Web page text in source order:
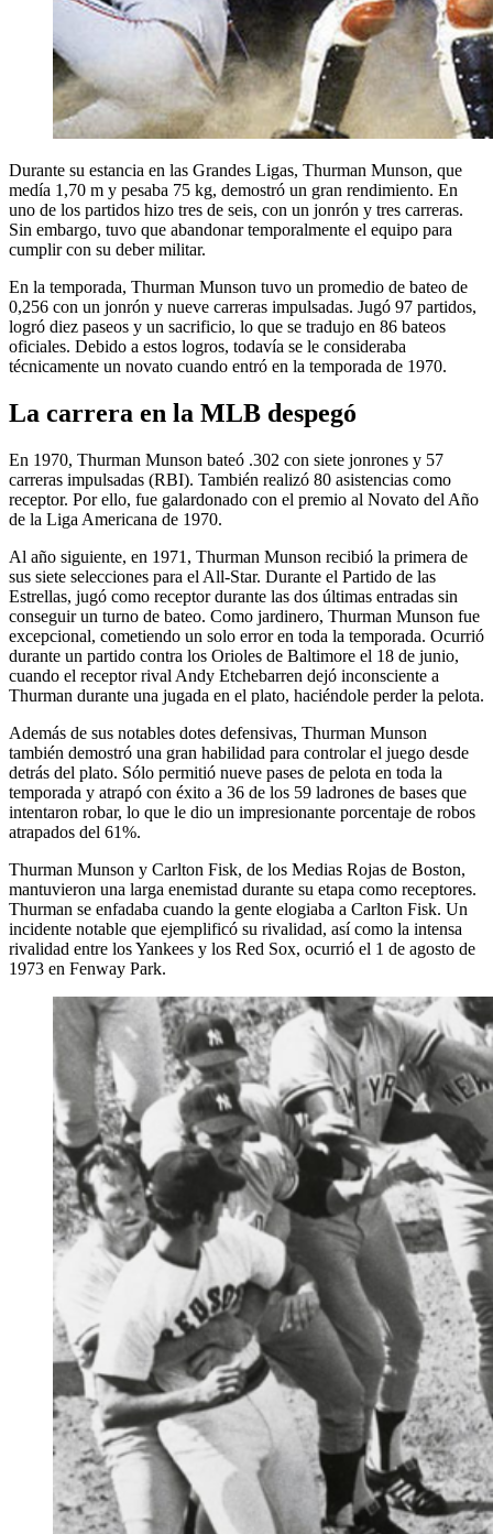
Durante su estancia en las Grandes Ligas, Thurman Munson, que
medía 1,70 m y pesaba 75 kg, demostró un gran rendimiento. En
uno de los partidos hizo tres de seis, con un jonrón y tres carreras.
Sin embargo, tuvo que abandonar temporalmente el equipo para
cumplir con su deber militar.
En la temporada, Thurman Munson tuvo un promedio de bateo de
0,256 con un jonrón y nueve carreras impulsadas. Jugó 97 partidos,
logró diez paseos y un sacrificio, lo que se tradujo en 86 bateos
oficiales. Debido a estos logros, todavía se le consideraba
técnicamente un novato cuando entró en la temporada de 1970.
La carrera en la MLB despegó
En 1970, Thurman Munson bateó .302 con siete jonrones y 57
carreras impulsadas (RBI). También realizó 80 asistencias como
receptor. Por ello, fue galardonado con el premio al Novato del Año
de la Liga Americana de 1970.
Al año siguiente, en 1971, Thurman Munson recibió la primera de
sus siete selecciones para el All-Star. Durante el Partido de las
Estrellas, jugó como receptor durante las dos últimas entradas sin
conseguir un turno de bateo. Como jardinero, Thurman Munson fue
excepcional, cometiendo un solo error en toda la temporada. Ocurrió
durante un partido contra los Orioles de Baltimore el 18 de junio,
cuando el receptor rival Andy Etchebarren dejó inconsciente a
Thurman durante una jugada en el plato, haciéndole perder la pelota.
Además de sus notables dotes defensivas, Thurman Munson
también demostró una gran habilidad para controlar el juego desde
detrás del plato. Sólo permitió nueve pases de pelota en toda la
temporada y atrapó con éxito a 36 de los 59 ladrones de bases que
intentaron robar, lo que le dio un impresionante porcentaje de robos
atrapados del 61%.
Thurman Munson y Carlton Fisk, de los Medias Rojas de Boston,
mantuvieron una larga enemistad durante su etapa como receptores.
Thurman se enfadaba cuando la gente elogiaba a Carlton Fisk. Un
incidente notable que ejemplificó su rivalidad, así como la intensa
rivalidad entre los Yankees y los Red Sox, ocurrió el 1 de agosto de
1973 en Fenway Park.